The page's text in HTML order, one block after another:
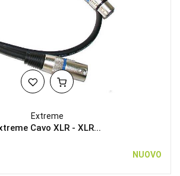
Extreme
Cavo XLR - XLR...
NUOVO